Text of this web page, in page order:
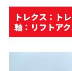
トレクス：ト
軸：リフトア